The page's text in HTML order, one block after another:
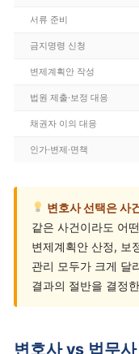
서류 준비
금지명령 신청
변제계획안 작성
법원 제출·보정 대응
채권자 이의 대응
인가·변제·면책
변호사 선택은 사
같은 사건이라도 어
변제계획안 산정, 보
관리 모두가 크게 달
결과의 절반을 결정
변호사 vs 법무